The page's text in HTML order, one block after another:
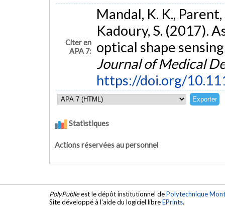
Citer en
APA 7:
Mandal, K. K., Parent,
Kadoury, S. (2017).
optical shape
Journal of Medical
https://doi.org/
Statistiques
Actions réservées au personnel
PolyPublieest le dépôt institutionnel dePolytechnique
Site développé à l'aide du logiciel libreEPrints.